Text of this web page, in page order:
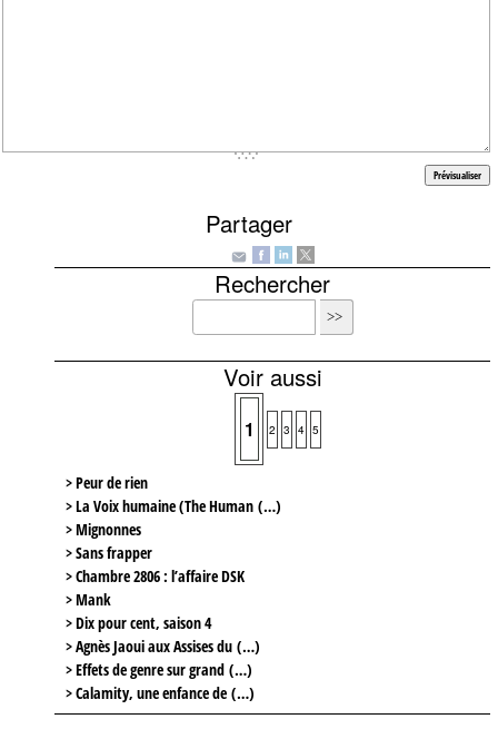
Partager
Rechercher
Voir aussi
1 2 3 4 5
> Peur de rien
> La Voix humaine (The Human (…)
> Mignonnes
> Sans frapper
> Chambre 2806 : l’affaire DSK
> Mank
> Dix pour cent, saison 4
> Agnès Jaoui aux Assises du (…)
> Effets de genre sur grand (…)
> Calamity, une enfance de (…)